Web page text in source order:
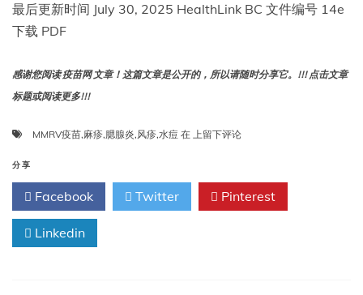
最后更新时间 July 30, 2025 HealthLink BC 文件编号 14e
下载 PDF
感谢您阅读 疫苗网 文章！这篇文章是公开的，所以请随时分享它。!!! 点击文章
标题或阅读更多!!!
MMRV疫苗,麻疹,腮腺炎,风疹,水痘 在 麻
腺
风
上留下评论
分享
Facebook Twitter Pinterest
Linkedin